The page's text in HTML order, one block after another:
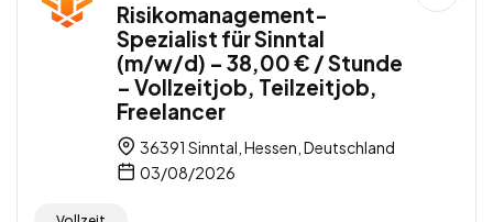
Risikomanagement-
Spezialist für Sinntal
(m/w/d) – 38,00 € / Stunde
– Vollzeitjob, Teilzeitjob,
Freelancer
36391 Sinntal, Hessen, Deutschland
03/08/2026